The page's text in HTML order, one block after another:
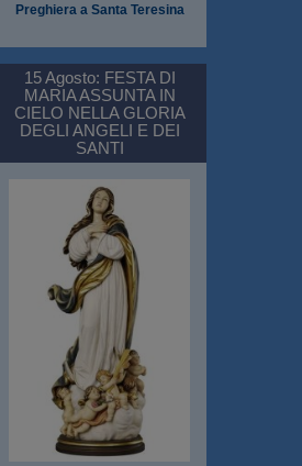
Preghiera a Santa Teresina
15 Agosto: FESTA DI
MARIA ASSUNTA IN
CIELO NELLA GLORIA
DEGLI ANGELI E DEI
SANTI